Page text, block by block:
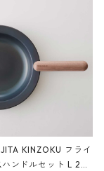
KINZOKU フライ
ンドルセット L 24c